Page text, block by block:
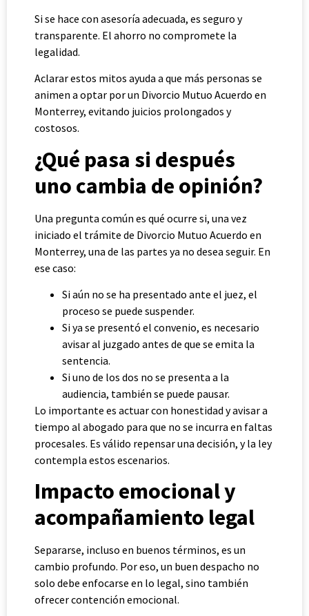
Si se hace con asesoría adecuada, es seguro y
transparente. El ahorro no compromete la
legalidad.
Aclarar estos mitos ayuda a que más personas se
animen a optar por un Divorcio Mutuo Acuerdo en
Monterrey, evitando juicios prolongados y
costosos.
¿Qué pasa si después
uno cambia de opinión?
Una pregunta común es qué ocurre si, una vez
iniciado el trámite de Divorcio Mutuo Acuerdo en
Monterrey, una de las partes ya no desea seguir. En
ese caso:
Si aún no se ha presentado ante el juez, el
proceso se puede suspender.
Si ya se presentó el convenio, es necesario
avisar al juzgado antes de que se emita la
sentencia.
Si uno de los dos no se presenta a la
audiencia, también se puede pausar.
Lo importante es actuar con honestidad y avisar a
tiempo al abogado para que no se incurra en faltas
procesales. Es válido repensar una decisión, y la ley
contempla estos escenarios.
Impacto emocional y
acompañamiento legal
Separarse, incluso en buenos términos, es un
cambio profundo. Por eso, un buen despacho no
solo debe enfocarse en lo legal, sino también
ofrecer contención emocional.